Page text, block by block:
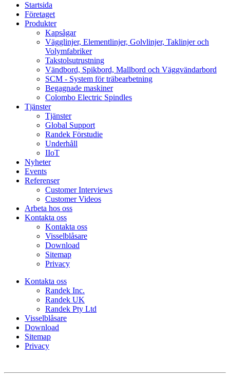
Startsida
Företaget
Produkter
Kapsågar
Vägglinjer, Elementlinjer, Golvlinjer, Taklinjer och
Volymfabriker
Takstolsutrustning
Vändbord, Spikbord, Mallbord och Väggvändarbord
SCM - System för träbearbetning
Begagnade maskiner
Colombo Electric Spindles
Tjänster
Tjänster
Global Support
Randek Förstudie
Underhåll
IIoT
Nyheter
Events
Referenser
Customer Interviews
Customer Videos
Arbeta hos oss
Kontakta oss
Kontakta oss
Visselblåsare
Download
Sitemap
Privacy
Kontakta oss
Randek Inc.
Randek UK
Randek Pty Ltd
Visselblåsare
Download
Sitemap
Privacy